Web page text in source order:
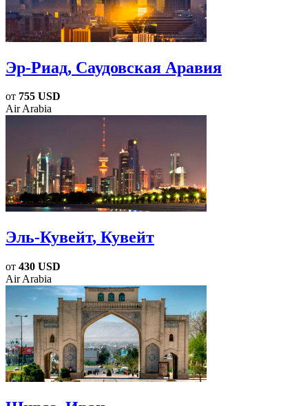
Эр-Риад, Саудовская Аравия
от 755 USD
Air Arabia
Эль-Кувейт, Кувейт
от 430 USD
Air Arabia